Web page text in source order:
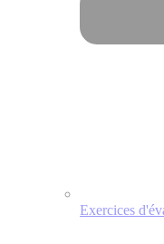
Exercices